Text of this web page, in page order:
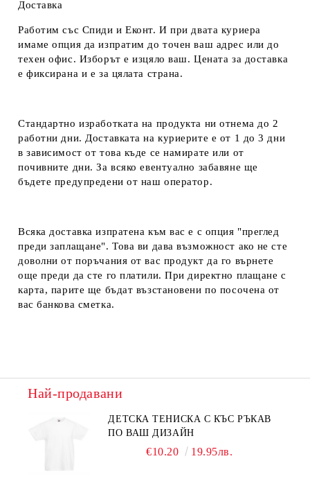
Доставка
Работим със Спиди и Еконт. И при двата куриера
имаме опция да изпратим до точен ваш адрес или до
техен офис. Изборът е изцяло ваш. Цената за доставка
е фиксирана и е за цялата страна.
Стандартно изработката на продукта ни отнема до 2
работни дни. Доставката на куриерите е от 1 до 3 дни
в зависимост от това къде се намирате или от
почивните дни. За всяко евентуално забавяне ще
бъдете предупредени от наш оператор.
Всяка доставка изпратена към вас е с опция "преглед
преди заплащане". Това ви дава възможност ако не сте
доволни от поръчания от вас продукт да го върнете
още преди да сте го платили. При директно плащане с
карта, парите ще бъдат възстановени по посочена от
вас банкова сметка.
Най-продавани
ДЕТСКА ТЕНИСКА С КЪС РЪКАВ
ПО ВАШ ДИЗАЙН
€10.20 19.95лв.